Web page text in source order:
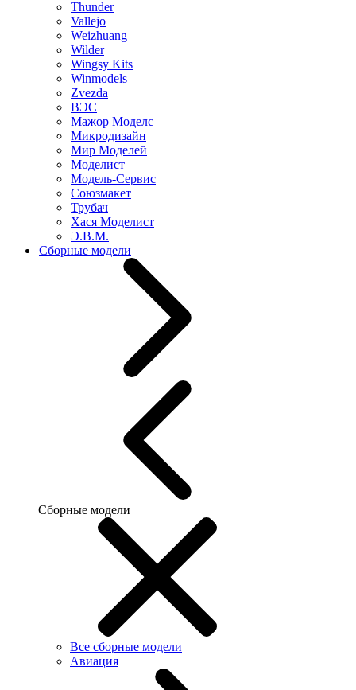
Thunder
Vallejo
Weizhuang
Wilder
Wingsy Kits
Winmodels
Zvezda
ВЭС
Мажор Моделс
Микродизайн
Мир Моделей
Моделист
Модель-Сервис
Союзмакет
Трубач
Хася Моделист
Э.В.М.
Сборные модели
Сборные модели
Все сборные модели
Авиация